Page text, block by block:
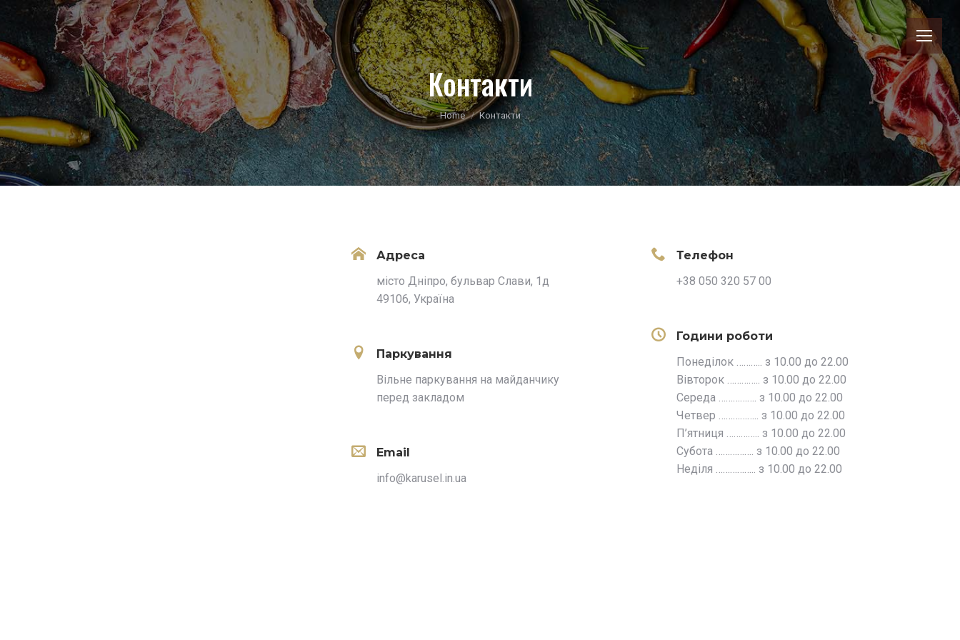
Контакти
You are here:
Home Контакти
Адреса
місто Дніпро, бульвар Слави, 1д
49106, Україна
Паркування
Вільне паркування на майданчику
перед закладом
Email
info@karusel.in.ua
Телефон
+38 050 320 57 00
Години роботи
Понеділок ……….. з 10.00 до 22.00
Вівторок ………….. з 10.00 до 22.00
Середа ……………. з 10.00 до 22.00
Четвер …………….. з 10.00 до 22.00
П’ятниця ………….. з 10.00 до 22.00
Субота ……………. з 10.00 до 22.00
Неділя …………….. з 10.00 до 22.00